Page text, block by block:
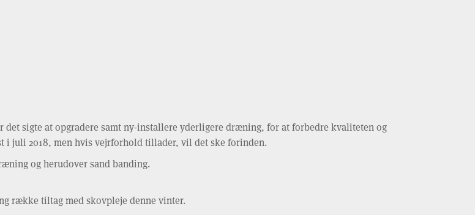
sigte at opgradere samt ny-installere yderligere dræning, for at forbedre kvaliteten og
i juli 2018, men hvis vejrforhold tillader, vil det ske forinden.
og herudover sand banding.
række tiltag med skovpleje denne vinter.